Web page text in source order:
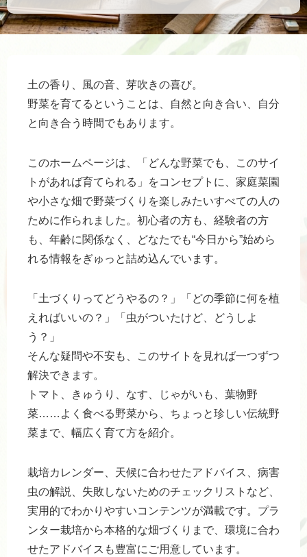
土の香り、風の音、芽吹きの喜び。
野菜を育てるということは、自然と向き合い、自分
と向き合う時間でもあります。
このホームページは、「どんな野菜でも、このサイ
トがあれば育てられる」をコンセプトに、家庭菜園
や小さな畑で野菜づくりを楽しみたいすべての人の
ために作られました。初心者の方も、経験者の方
も、年齢に関係なく、どなたでも“今日から”始めら
れる情報をぎゅっと詰め込んでいます。
「土づくりってどうやるの？」「どの季節に何を植
えればいいの？」「虫がついたけど、どうしよ
う？」
そんな疑問や不安も、このサイトを見れば一つずつ
解決できます。
トマト、きゅうり、なす、じゃがいも、葉物野
菜……よく食べる野菜から、ちょっと珍しい伝統野
菜まで、幅広く育て方を紹介。
栽培カレンダー、天候に合わせたアドバイス、病害
虫の解説、失敗しないためのチェックリストなど、
実用的でわかりやすいコンテンツが満載です。プラ
ンター栽培から本格的な畑づくりまで、環境に合わ
せたアドバイスも豊富にご用意しています。